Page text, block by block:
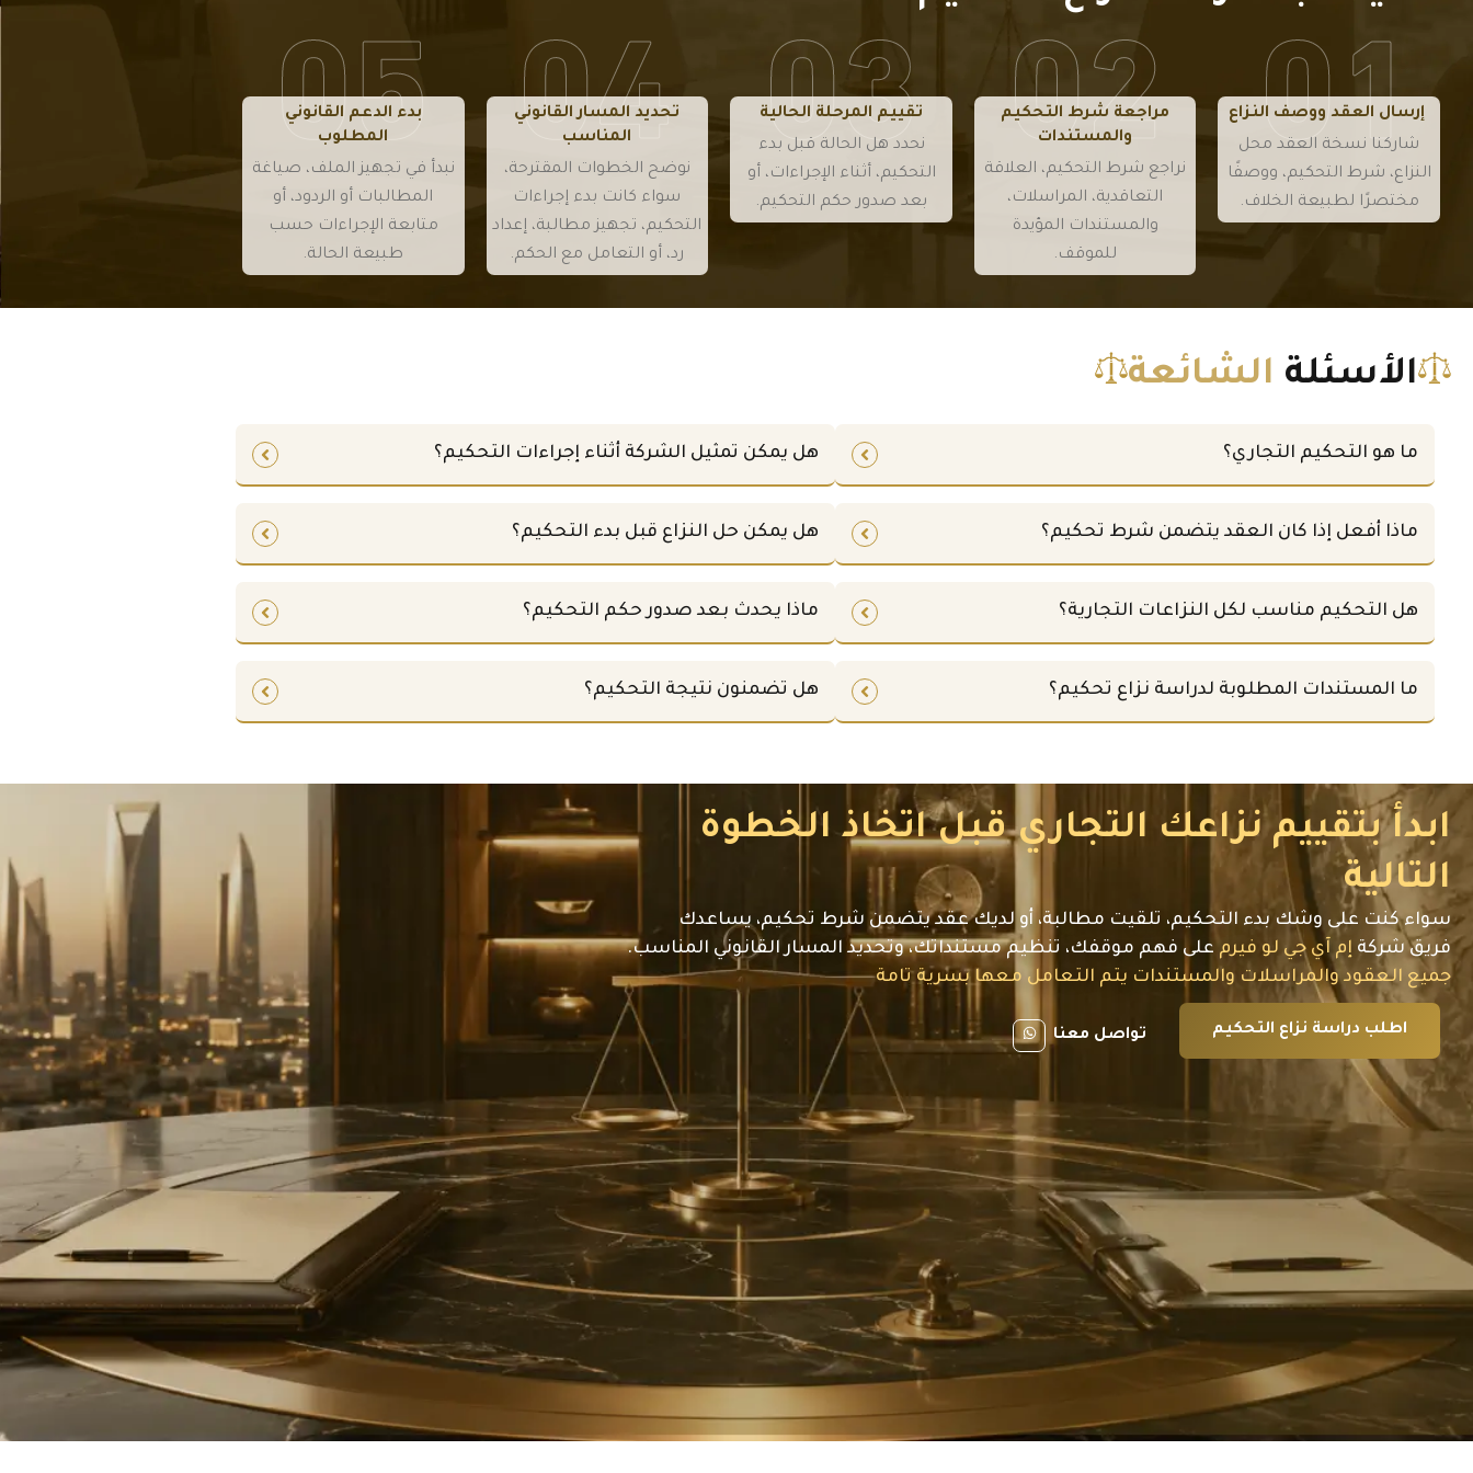
ة به إن
وجدت.
ة به إن
وجدت.
بوضوح.
بوضوح.
والمقاول
ين.
والمقاول
ين.
إرسال العقد ووصف النزاع
شاركنا نسخة العقد محل
النزاع، شرط التحكيم، ووصفًا
مختصرًا لطبيعة الخلاف.
مراجعة شرط التحكيم
والمستندات
نراجع شرط التحكيم، العلاقة
التعاقدية، المراسلات،
والمستندات المؤيدة
للموقف.
تقييم المرحلة الحالية
نحدد هل الحالة قبل بدء
التحكيم، أثناء الإجراءات، أو
بعد صدور حكم التحكيم.
تحديد المسار القانوني
المناسب
نوضح الخطوات المقترحة،
سواء كانت بدء إجراءات
التحكيم، تجهيز مطالبة، إعداد
رد، أو التعامل مع الحكم.
بدء الدعم القانوني
المطلوب
نبدأ في تجهيز الملف، صياغة
المطالبات أو الردود، أو
متابعة الإجراءات حسب
طبيعة الحالة.
الأسئلة الشائعة
ما هو التحكيم التجاري؟
ماذا أفعل إذا كان العقد يتضمن شرط تحكيم؟
هل التحكيم مناسب لكل النزاعات التجارية؟
ما المستندات المطلوبة لدراسة نزاع تحكيم؟
هل يمكن تمثيل الشركة أثناء إجراءات التحكيم؟
هل يمكن حل النزاع قبل بدء التحكيم؟
ماذا يحدث بعد صدور حكم التحكيم؟
هل تضمنون نتيجة التحكيم؟
ابدأ بتقييم نزاعك التجاري قبل اتخاذ الخطوة
التالية
سواء كنت على وشك بدء التحكيم، تلقيت مطالبة، أو لديك عقد يتضمن شرط تحكيم، يساعدك
فريق شركة إم آي جي لو فيرم على فهم موقفك، تنظيم مستنداتك، وتحديد المسار القانوني المناسب.
جميع العقود والمراسلات والمستندات يتم التعامل معها بسرية تامة
اطلب دراسة نزاع التحكيم تواصل معنا